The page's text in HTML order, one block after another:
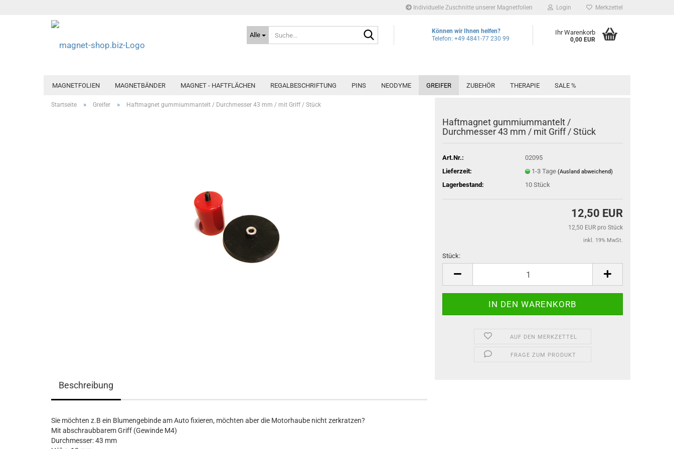
Individuelle Zuschnitte unserer Magnetfolien Login Merkzettel
Alle
Können wir Ihnen helfen?
Telefon: +49 4841-77 230 99
Ihr Warenkorb
0,00 EUR
MAGNETFOLIEN MAGNETBÄNDER MAGNET - HAFTFLÄCHEN REGALBESCHRIFTUNG PINS NEODYME GREIFER ZUBEHÖR THERAPIE SALE %
Startseite » Greifer » Haftmagnet gummiummantelt / Durchmesser 43 mm / mit Griff / Stück
Haftmagnet gummiummantelt /
Durchmesser 43 mm / mit Griff / Stück
Art.Nr.:
02095
Lieferzeit:
1-3 Tage (Ausland abweichend)
Lagerbestand: 10 Stück
12,50 EUR
12,50 EUR pro Stück
inkl. 19% MwSt.
Stück:
Stück
AUF DEN MERKZETTEL
FRAGE ZUM PRODUKT
Beschreibung
Sie möchten z.B ein Blumengebinde am Auto fixieren, möchten aber die Motorhaube nicht zerkratzen?
Mit abschraubbarem Griff (Gewinde M4)
Durchmesser: 43 mm